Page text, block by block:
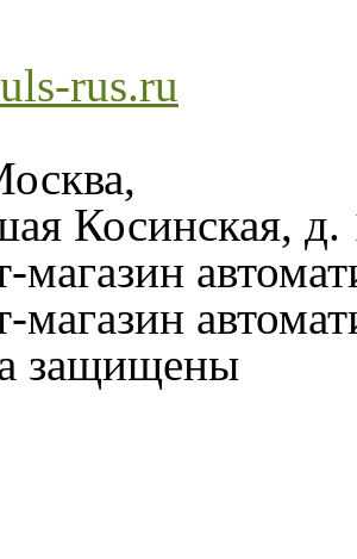
rus.ru
Косинская, д.
магазин
магазин
защищены